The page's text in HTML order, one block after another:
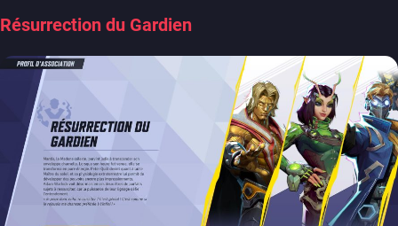
Résurrection du Gardien